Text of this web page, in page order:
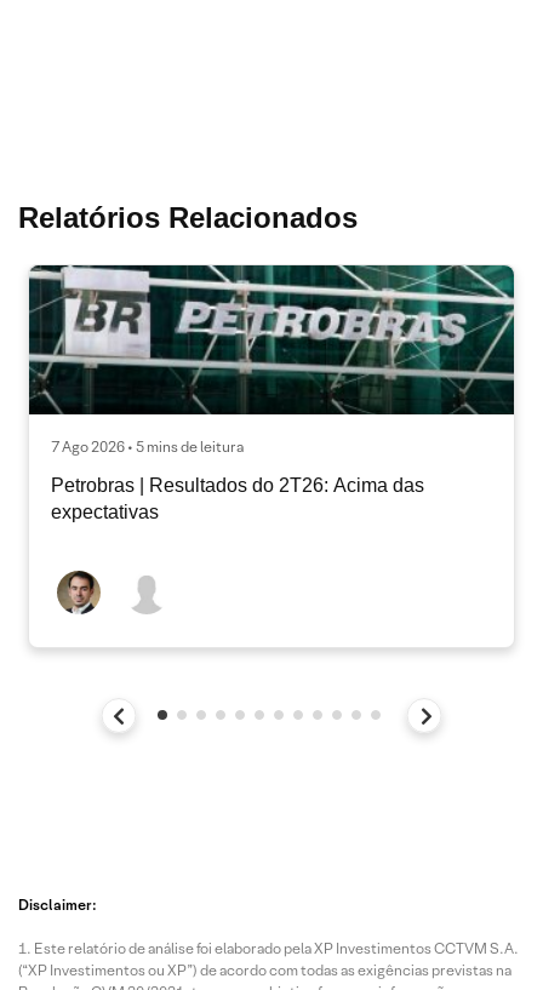
Relatórios Relacionados
7 Ago 2026 • 5 mins de leitura
Petrobras | Resultados do 2T26: Acima das
expectativas
Disclaimer:
Este relatório de análise foi elaborado pela XP Investimentos CCTVM S.A.
(“XP Investimentos ou XP”) de acordo com todas as exigências previstas na